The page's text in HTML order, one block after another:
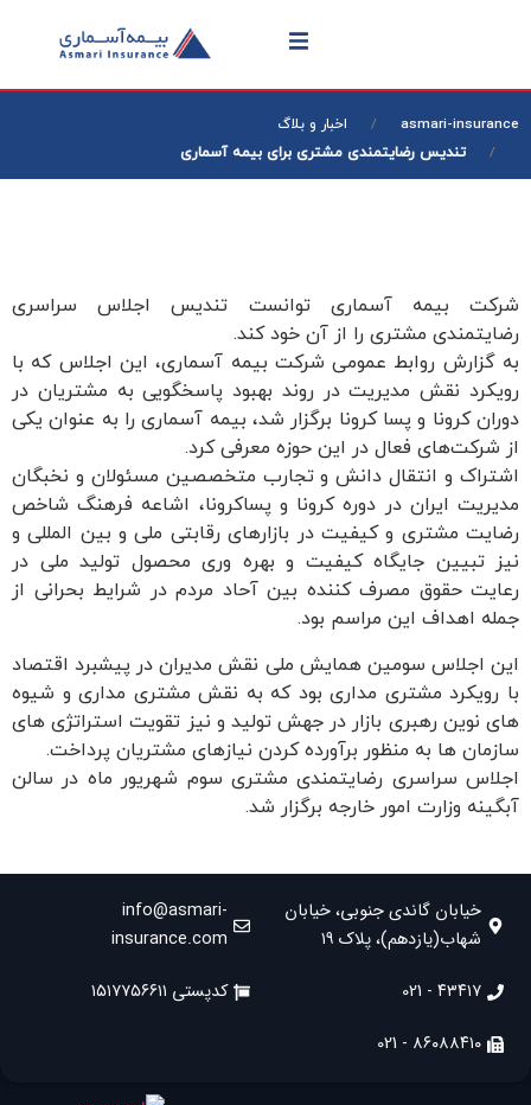
asmari-insurance اخبار و بلاگ
تندیس رضایتمندی مشتری برای بیمه آسماری
شرکت بیمه آسماری توانست تندیس اجلاس سراسری
رضایتمندی مشتری را از آن خود کند.
به گزارش روابط عمومی شرکت بیمه آسماری، این اجلاس که با
رویکرد نقش مدیریت در روند بهبود پاسخگویی به مشتریان در
دوران کرونا و پسا کرونا برگزار شد، بیمه آسماری را به عنوان یکی
از شرکت‌های فعال در این حوزه معرفی کرد.
اشتراک و انتقال دانش و تجارب متخصصین مسئولان و نخبگان
مدیریت ایران در دوره کرونا و پساکرونا، اشاعه فرهنگ شاخص
رضایت مشتری و کیفیت در بازارهای رقابتی ملی و بین المللی و
نیز تبیین جایگاه کیفیت و بهره وری محصول تولید ملی در
رعایت حقوق مصرف کننده بین آحاد مردم در شرایط بحرانی از
جمله اهداف این مراسم بود.
این اجلاس سومین همایش ملی نقش مدیران در پیشبرد اقتصاد
با رویکرد مشتری مداری بود که به نقش مشتری مداری و شیوه
های نوین رهبری بازار در جهش تولید و نیز تقویت استراتژی های
سازمان ها به منظور برآورده کردن نیازهای مشتریان پرداخت.
اجلاس سراسری رضایتمندی مشتری سوم شهریور ماه در سالن
آبگینه وزارت امور خارجه برگزار شد.
خیابان گاندی جنوبی، خیابان
شهاب(یازدهم)، پلاک ۱۹
۴۳۴۱۷ - 021
۸۶۰۸۸۴۱۰ - 021
info@asmari-
insurance.com
کدپستی ۱۵۱۷۷۵۶۶۱۱